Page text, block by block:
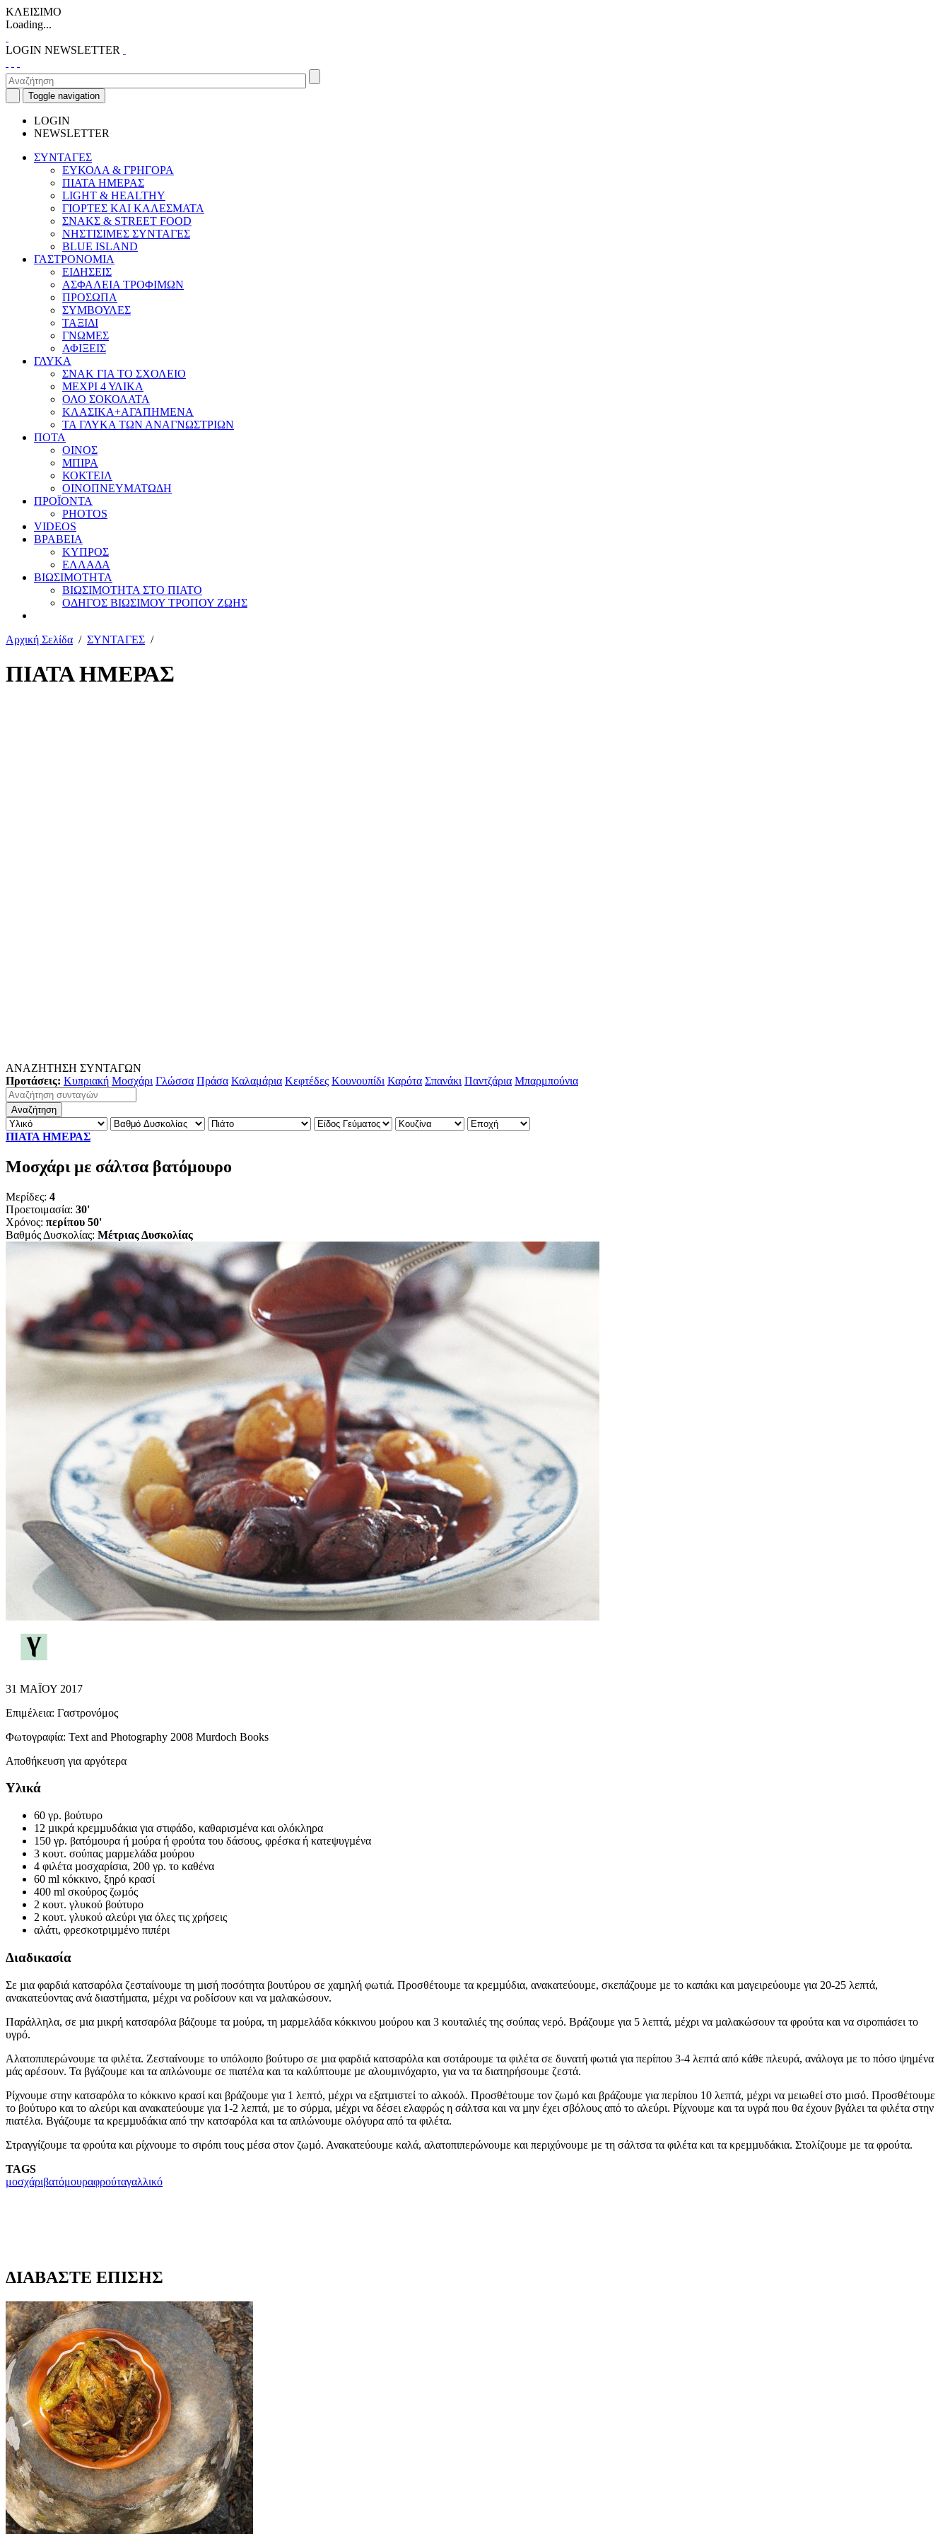
ΚΛΕΙΣΙΜΟ
Loading...
LOGIN NEWSLETTER
Toggle navigation
LOGIN
NEWSLETTER
ΣΥΝΤΑΓΕΣ
ΕΥΚΟΛΑ & ΓΡΗΓΟΡΑ
ΠΙΑΤΑ ΗΜΕΡΑΣ
LIGHT & HEALTHY
ΓΙΟΡΤΕΣ ΚΑΙ ΚΑΛΕΣΜΑΤΑ
ΣΝΑΚΣ & STREET FOOD
ΝΗΣΤΙΣΙΜΕΣ ΣΥΝΤΑΓΕΣ
BLUE ISLAND
ΓΑΣΤΡΟΝΟΜΙΑ
ΕΙΔΗΣΕΙΣ
ΑΣΦΑΛΕΙΑ ΤΡΟΦΙΜΩΝ
ΠΡΟΣΩΠΑ
ΣΥΜΒΟΥΛΕΣ
ΤΑΞΙΔΙ
ΓΝΩΜΕΣ
ΑΦΙΞΕΙΣ
ΓΛΥΚΑ
ΣΝΑΚ ΓΙΑ ΤΟ ΣΧΟΛΕΙΟ
ΜΕΧΡΙ 4 ΥΛΙΚΑ
ΟΛΟ ΣΟΚΟΛΑΤΑ
ΚΛΑΣΙΚΑ+ΑΓΑΠΗΜΕΝΑ
ΤΑ ΓΛΥΚΑ ΤΩΝ ΑΝΑΓΝΩΣΤΡΙΩΝ
ΠΟΤΑ
ΟΙΝΟΣ
ΜΠΙΡΑ
ΚΟΚΤΕΙΛ
ΟΙΝΟΠΝΕΥΜΑΤΩΔΗ
ΠΡΟΪΟΝΤΑ
PHOTOS
VIDEOS
ΒΡΑΒΕΙΑ
ΚΥΠΡΟΣ
ΕΛΛΑΔΑ
ΒΙΩΣΙΜΟΤΗΤΑ
ΒΙΩΣΙΜΟΤΗΤΑ ΣΤΟ ΠΙΑΤΟ
ΟΔΗΓΟΣ ΒΙΩΣΙΜΟΥ ΤΡΟΠΟΥ ΖΩΗΣ
Αρχική Σελίδα / ΣΥΝΤΑΓΕΣ /
ΠΙΑΤΑ ΗΜΕΡΑΣ
ΑΝΑΖΗΤΗΣΗ ΣΥΝΤΑΓΩΝ
Προτάσεις: Κυπριακή Μοσχάρι Γλώσσα Πράσα Καλαμάρια Κεφτέδες Κουνουπίδι Καρότα Σπανάκι Παντζάρια Μπαρμπούνια
ΠΙΑΤΑ ΗΜΕΡΑΣ
Mοσχάρι με σάλτσα βατόμουρο
Μερίδες: 4
Προετοιμασία: 30'
Χρόνος: περίπου 50'
Βαθμός Δυσκολίας: Μέτριας Δυσκολίας
31 ΜΑΪΟΥ 2017
Επιμέλεια: Γαστρονόμος
Φωτογραφία: Text and Photography 2008 Murdoch Books
Αποθήκευση για αργότερα
Υλικά
60 γρ. βούτυρο
12 µικρά κρεµµυδάκια για στιφάδο, καθαρισµένα και ολόκληρα
150 γρ. βατόµουρα ή µούρα ή φρούτα του δάσους, φρέσκα ή κατεψυγµένα
3 κουτ. σούπας µαρµελάδα µούρου
4 φιλέτα µοσχαρίσια, 200 γρ. το καθένα
60 ml κόκκινο, ξηρό κρασί
400 ml σκούρος ζωµός
2 κουτ. γλυκού βούτυρο
2 κουτ. γλυκού αλεύρι για όλες τις χρήσεις
αλάτι, φρεσκοτριµµένο πιπέρι
Διαδικασία
Σε µια φαρδιά κατσαρόλα ζεσταίνουµε τη µισή ποσότητα βουτύρου σε χαµηλή φωτιά. Προσθέτουµε τα κρεµµύδια, ανακατεύουµε, σκεπάζουµε µε το καπάκι και µαγειρεύουµε για 20-25 λεπτά,
ανακατεύοντας ανά διαστήµατα, µέχρι να ροδίσουν και να µαλακώσουν.
Παράλληλα, σε µια µικρή κατσαρόλα βάζουµε τα µούρα, τη µαρµελάδα κόκκινου µούρου και 3 κουταλιές της σούπας νερό. Βράζουµε για 5 λεπτά, µέχρι να µαλακώσουν τα φρούτα και να σιροπιάσει το
υγρό.
Αλατοπιπερώνουµε τα φιλέτα. Ζεσταίνουµε το υπόλοιπο βούτυρο σε µια φαρδιά κατσαρόλα και σοτάρουµε τα φιλέτα σε δυνατή φωτιά για περίπου 3-4 λεπτά από κάθε πλευρά, ανάλογα µε το πόσο ψηµένα
µάς αρέσουν. Τα βγάζουµε και τα απλώνουµε σε πιατέλα και τα καλύπτουµε µε αλουµινόχαρτο, για να τα διατηρήσουµε ζεστά.
Ρίχνουµε στην κατσαρόλα το κόκκινο κρασί και βράζουµε για 1 λεπτό, µέχρι να εξατµιστεί το αλκοόλ. Προσθέτουµε τον ζωµό και βράζουµε για περίπου 10 λεπτά, µέχρι να µειωθεί στο µισό. Προσθέτουµε
το βούτυρο και το αλεύρι και ανακατεύουµε για 1-2 λεπτά, µε το σύρµα, µέχρι να δέσει ελαφρώς η σάλτσα και να µην έχει σβόλους από το αλεύρι. Ρίχνουµε και τα υγρά που θα έχουν βγάλει τα φιλέτα στην
πιατέλα. Βγάζουµε τα κρεµµυδάκια από την κατσαρόλα και τα απλώνουµε ολόγυρα από τα φιλέτα.
Στραγγίζουµε τα φρούτα και ρίχνουµε το σιρόπι τους µέσα στον ζωµό. Ανακατεύουµε καλά, αλατοπιπερώνουµε και περιχύνουµε µε τη σάλτσα τα φιλέτα και τα κρεµµυδάκια. Στολίζουµε µε τα φρούτα.
TAGS
μοσχάριβατόμουραφρούταγαλλικό
ΔΙΑΒΑΣΤΕ ΕΠΙΣΗΣ